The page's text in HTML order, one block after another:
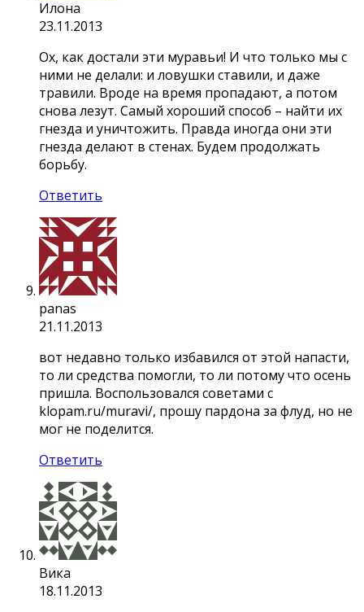
Илона
23.11.2013
Ох, как достали эти муравьи! И что только мы с
ними не делали: и ловушки ставили, и даже
травили. Вроде на время пропадают, а потом
снова лезут. Самый хороший способ – найти их
гнезда и уничтожить. Правда иногда они эти
гнезда делают в стенах. Будем продолжать
борьбу.
Ответить
panas
21.11.2013
вот недавно только избавился от этой напасти,
то ли средства помогли, то ли потому что осень
пришла. Воспользовался советами с
klopam.ru/muravi/, прошу пардона за флуд, но не
мог не поделится.
Ответить
Вика
18.11.2013